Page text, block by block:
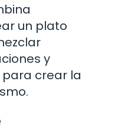
un plato
y
crear la